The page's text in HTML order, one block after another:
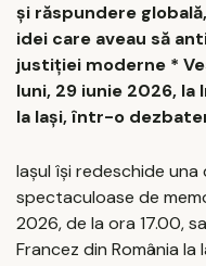
și răspundere
idei care aveau să
justiției moderne *
luni, 29 iunie 2026,
la Iași, într-o
Iașul își redeschide una
spectaculoase de
2026, de la ora 17.00,
Francez din România